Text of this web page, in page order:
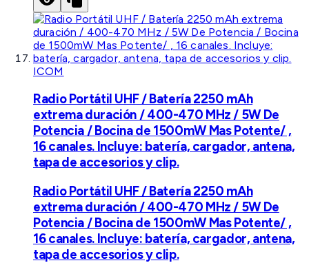
ICOM
Radio Portátil UHF / Batería 2250 mAh
extrema duración / 400-470 MHz / 5W De
Potencia / Bocina de 1500mW Mas Potente/ ,
16 canales. Incluye: batería, cargador, antena,
tapa de accesorios y clip.
Radio Portátil UHF / Batería 2250 mAh
extrema duración / 400-470 MHz / 5W De
Potencia / Bocina de 1500mW Mas Potente/ ,
16 canales. Incluye: batería, cargador, antena,
tapa de accesorios y clip.